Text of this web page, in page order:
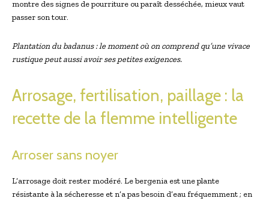
montre des signes de pourriture ou paraît desséchée, mieux ‌vaut
passer son tour.
Plantation du badanus : le​ moment où on ​comprend qu’une vivace
rustique peut aussi avoir ses petites exigences.
Arrosage, fertilisation, paillage : la
recette de la flemme intelligente
Arroser ‍sans noyer
L’arrosage ⁣doit rester modéré. Le bergenia est⁤ une plante
résistante à la sécheresse et n’a pas besoin d’eau fréquemment ; en